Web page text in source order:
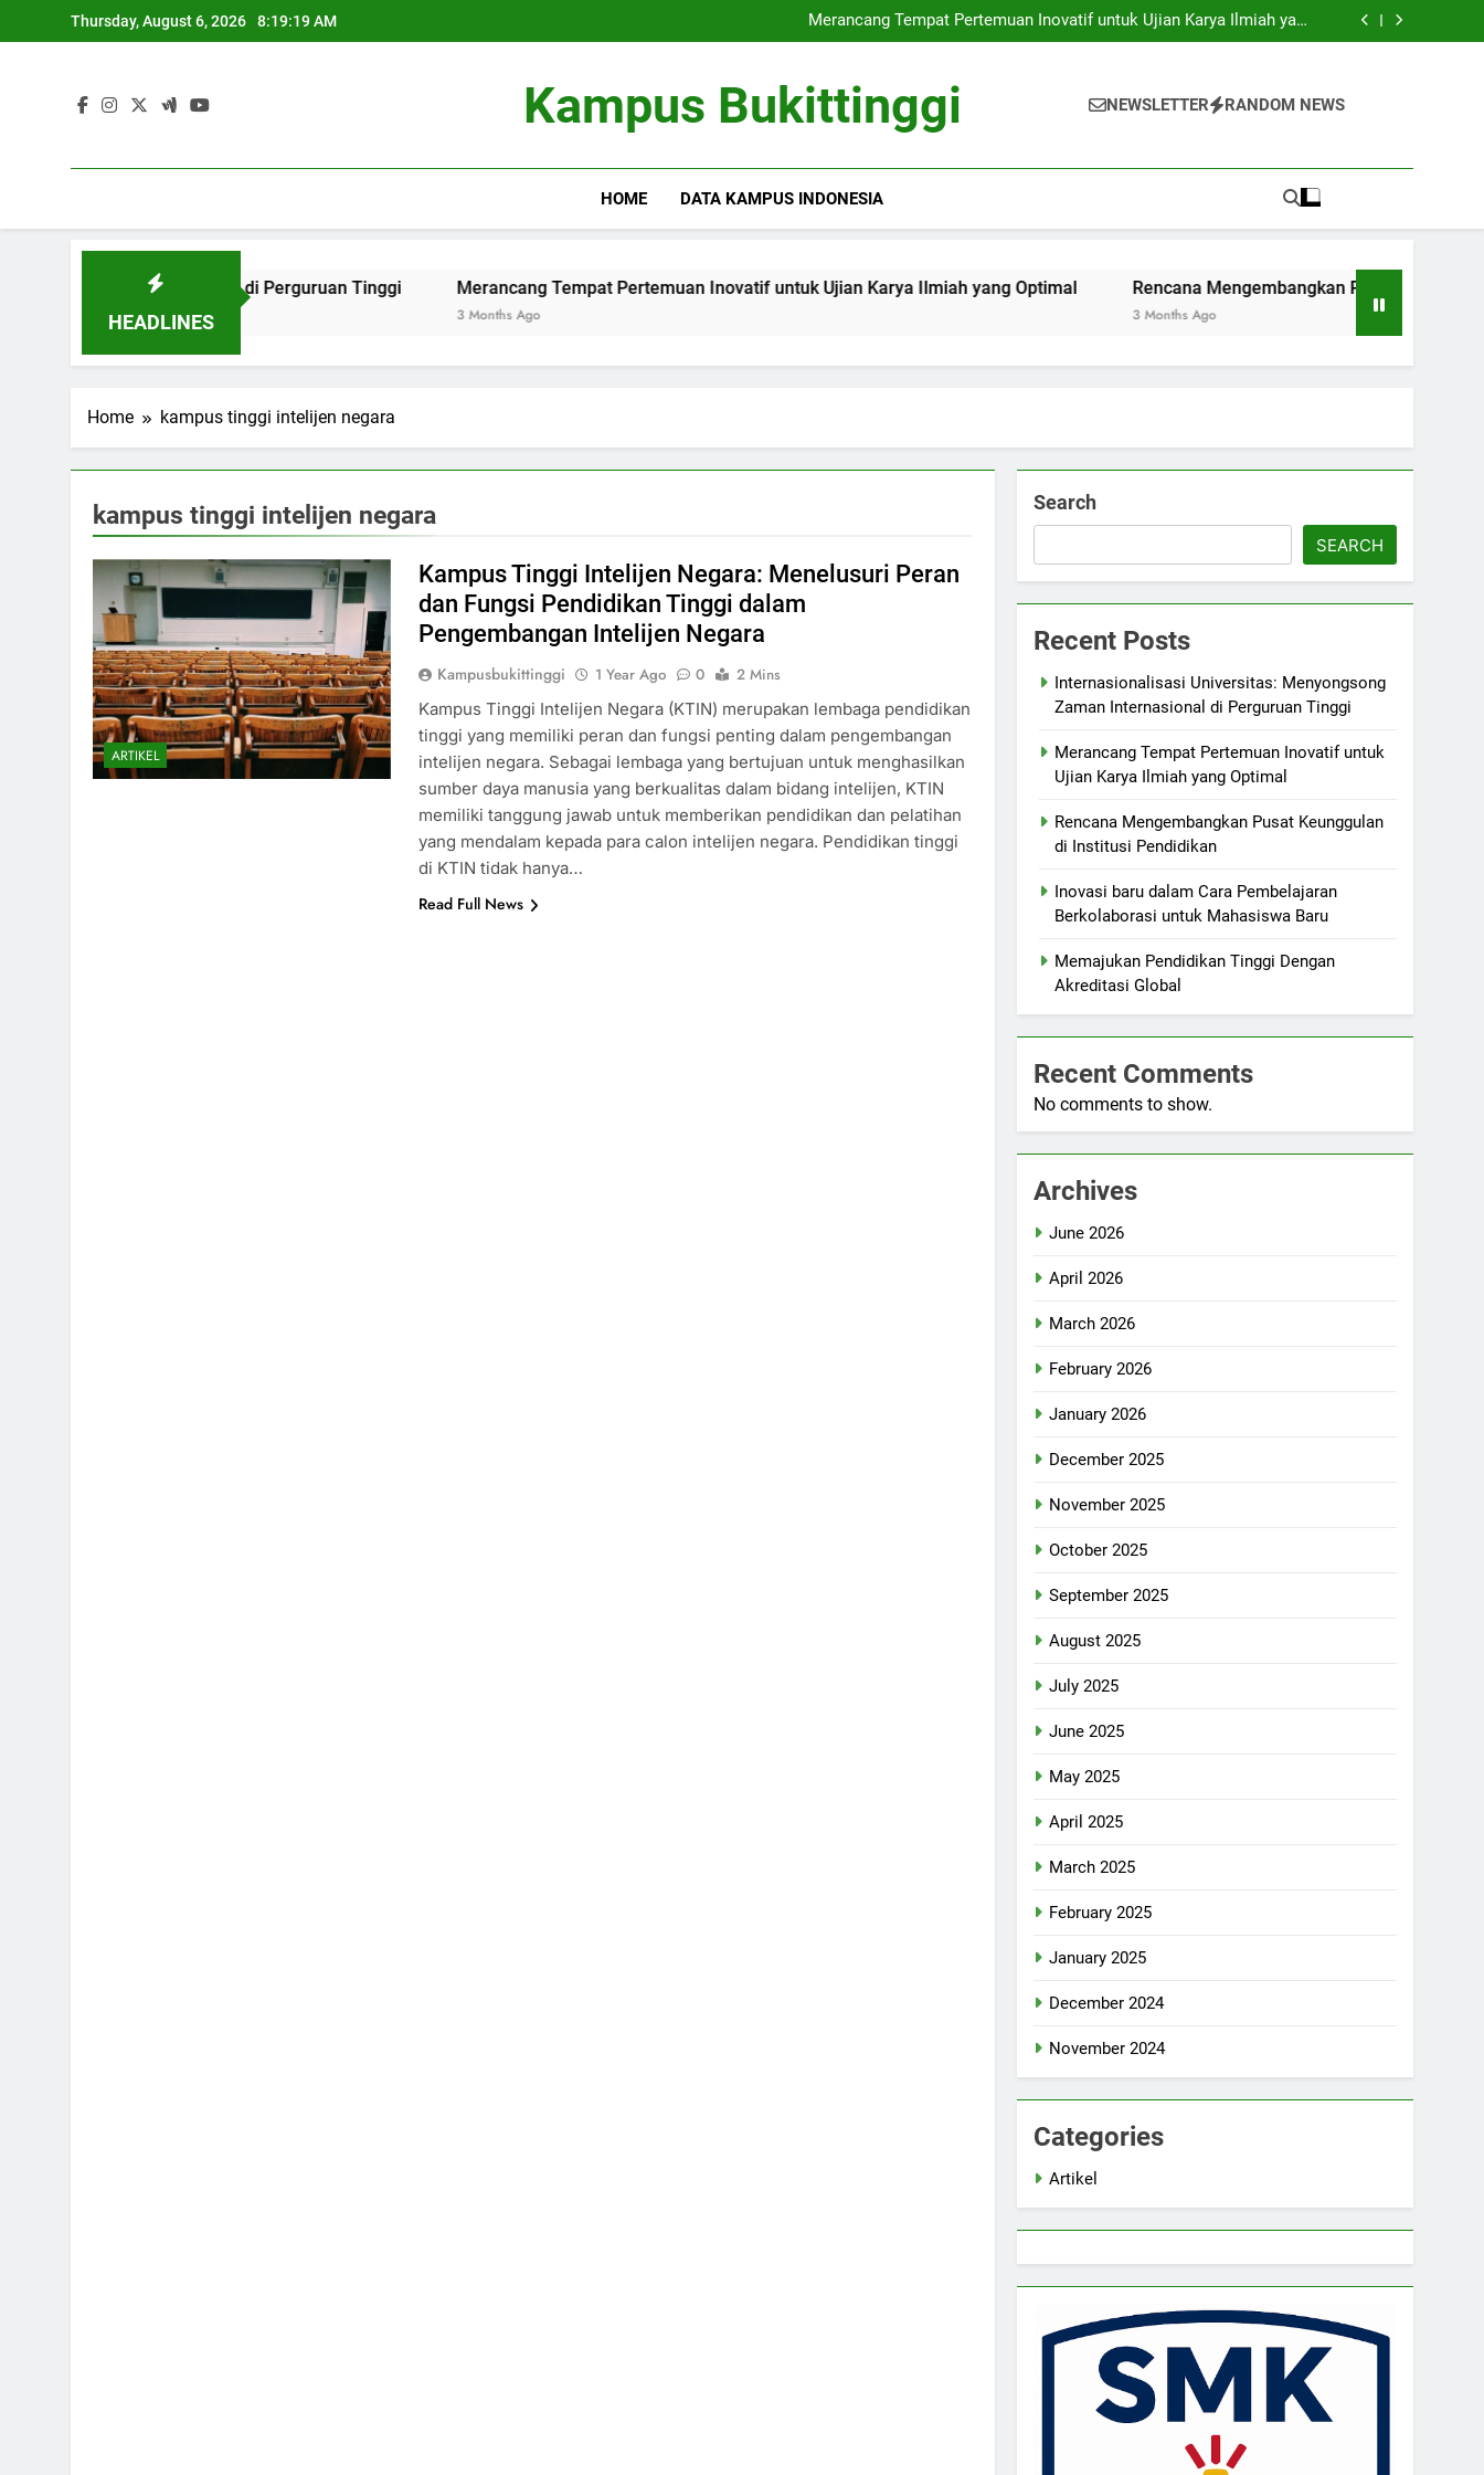
to
Thursday, August 6, 2026 8:19:19 AM
Perguruan Tinggi
Merancang Tempat Pertemuan Inovatif untuk Ujian Karya Ilmiah yang
Optimal
Rencana Mengembangkan Pusat Keunggulan di Institusi Pendidikan
Perguruan Tinggi
Merancang Tempat Pertemuan Inovatif untuk Ujian Karya Ilmiah yang
Rencana Mengembangkan Pusat Keunggulan di Institusi Pendidikan
Kampus Bukittinggi NEWSLETTER RANDOM NEWS
HOME DATA KAMPUS INDONESIA
HEADLINES
Zaman Internasional di Perguruan Tinggi Merancang Tempat Pertemuan Inovatif untuk Ujian Karya Ilmiah yang Optimal
3 Months Ago
Rencana Mengembangkan Pusat Keunggulan di
3 Months Ago
Home kampus tinggi intelijen negara
kampus tinggi intelijen negara
ARTIKEL
Kampus Tinggi Intelijen Negara: Menelusuri Peran
dan Fungsi Pendidikan Tinggi dalam
Pengembangan Intelijen Negara
Kampusbukittinggi 1 Year Ago 0
2 Mins
Kampus Tinggi Intelijen Negara (KTIN) merupakan lembaga pendidikan
tinggi yang memiliki peran dan fungsi penting dalam pengembangan
intelijen negara. Sebagai lembaga yang bertujuan untuk menghasilkan
sumber daya manusia yang berkualitas dalam bidang intelijen, KTIN
memiliki tanggung jawab untuk memberikan pendidikan dan pelatihan
yang mendalam kepada para calon intelijen negara. Pendidikan tinggi
di KTIN tidak hanya…
Read Full News
Search
SEARCH
Recent Posts
Internasionalisasi Universitas: Menyongsong
Zaman Internasional di Perguruan Tinggi
Merancang Tempat Pertemuan Inovatif untuk
Ujian Karya Ilmiah yang Optimal
Rencana Mengembangkan Pusat Keunggulan
di Institusi Pendidikan
Inovasi baru dalam Cara Pembelajaran
Berkolaborasi untuk Mahasiswa Baru
Memajukan Pendidikan Tinggi Dengan
Akreditasi Global
Recent Comments
No comments to show.
Archives
June 2026
April 2026
March 2026
February 2026
January 2026
December 2025
November 2025
October 2025
September 2025
August 2025
July 2025
June 2025
May 2025
April 2025
March 2025
February 2025
January 2025
December 2024
November 2024
Categories
Artikel